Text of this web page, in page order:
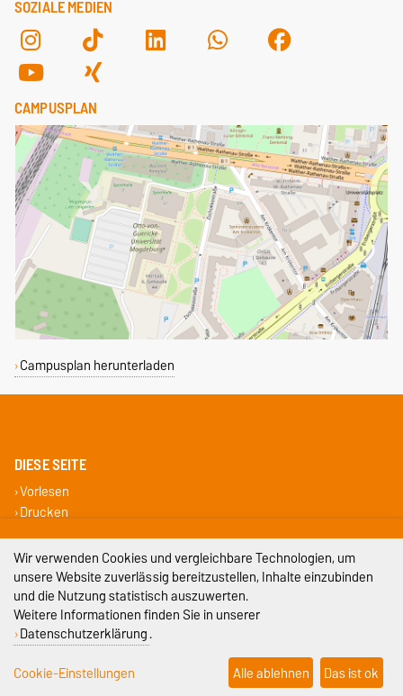
SOZIALE MEDIEN
CAMPUSPLAN
Campusplan herunterladen
DIESE SEITE
Vorlesen
Drucken
Impressum
Datenschutz
Cookie-Einstellungen
Wir verwenden Cookies und vergleichbare Technologien, um
unsere Website zuverlässig bereitzustellen, Inhalte einzubinden
und die Nutzung statistisch auszuwerten.
Weitere Informationen finden Sie in unserer
Datenschutzerklärung.
Cookie-Einstellungen
Alle ablehnen Das ist ok